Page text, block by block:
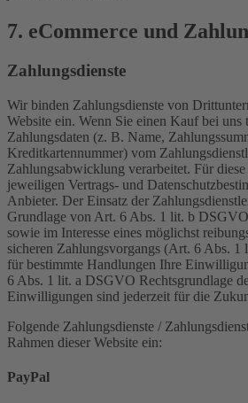
7. eCommerce und
Zahlungsdienste
Wir binden Zahlungsdienste von
Website ein. Wenn Sie einen Kauf bei uns
Zahlungsdaten (z. B. Name,
Kreditkartennummer) vom
Zahlungsabwicklung verarbeitet. Für
jeweiligen Vertrags- und
Anbieter. Der Einsatz der
Grundlage von Art. 6 Abs. 1 lit. b
sowie im Interesse eines möglichst
sicheren Zahlungsvorgangs (Art. 6 Abs.
für bestimmte Handlungen Ihre
6 Abs. 1 lit. a DSGVO Rechtsgrundlage
Einwilligungen sind jederzeit für die
Folgende Zahlungsdienste /
Rahmen dieser Website ein:
PayPal